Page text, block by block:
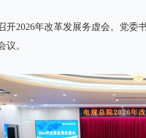
2026年改革发展务虚会。党委
议。